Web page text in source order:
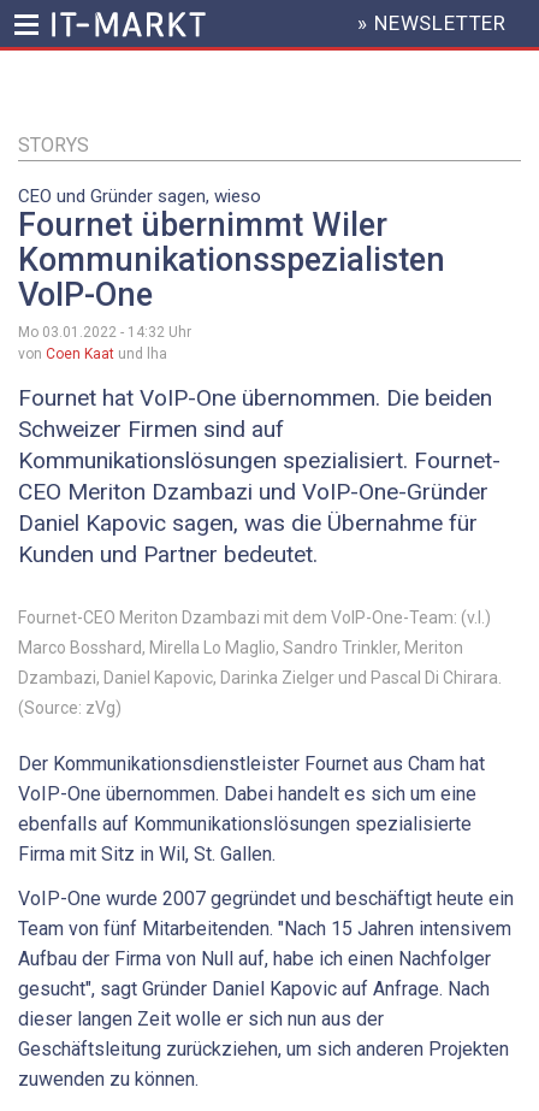
Inhalt
HEADER
MENU
» NEWSLETTER
STORYS
CEO und Gründer sagen, wieso
Fournet übernimmt Wiler
Kommunikationsspezialisten
VoIP-One
Mo 03.01.2022 - 14:32 Uhr
von Coen Kaat und lha
Fournet hat VoIP-One übernommen. Die beiden
Schweizer Firmen sind auf
Kommunikationslösungen spezialisiert. Fournet-
CEO Meriton Dzambazi und VoIP-One-Gründer
Daniel Kapovic sagen, was die Übernahme für
Kunden und Partner bedeutet.
Fournet-CEO Meriton Dzambazi mit dem VoIP-One-Team: (v.l.)
Marco Bosshard, Mirella Lo Maglio, Sandro Trinkler, Meriton
Dzambazi, Daniel Kapovic, Darinka Zielger und Pascal Di Chirara.
(Source: zVg)
Der Kommunikationsdienstleister Fournet aus Cham hat
VoIP-One übernommen. Dabei handelt es sich um eine
ebenfalls auf Kommunikationslösungen spezialisierte
Firma mit Sitz in Wil, St. Gallen.
VoIP-One wurde 2007 gegründet und beschäftigt heute ein
Team von fünf Mitarbeitenden. "Nach 15 Jahren intensivem
Aufbau der Firma von Null auf, habe ich einen Nachfolger
gesucht", sagt Gründer Daniel Kapovic auf Anfrage. Nach
dieser langen Zeit wolle er sich nun aus der
Geschäftsleitung zurückziehen, um sich anderen Projekten
zuwenden zu können.